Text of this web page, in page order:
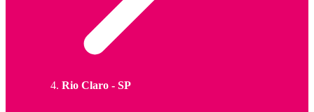
Rio Claro - SP